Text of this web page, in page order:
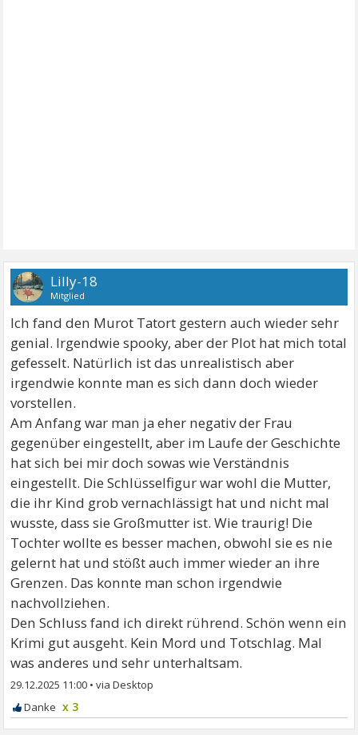
Lilly-18
Mitglied
Ich fand den Murot Tatort gestern auch wieder sehr
genial. Irgendwie spooky, aber der Plot hat mich total
gefesselt. Natürlich ist das unrealistisch aber
irgendwie konnte man es sich dann doch wieder
vorstellen.
Am Anfang war man ja eher negativ der Frau
gegenüber eingestellt, aber im Laufe der Geschichte
hat sich bei mir doch sowas wie Verständnis
eingestellt. Die Schlüsselfigur war wohl die Mutter,
die ihr Kind grob vernachlässigt hat und nicht mal
wusste, dass sie Großmutter ist. Wie traurig! Die
Tochter wollte es besser machen, obwohl sie es nie
gelernt hat und stößt auch immer wieder an ihre
Grenzen. Das konnte man schon irgendwie
nachvollziehen.
Den Schluss fand ich direkt rührend. Schön wenn ein
Krimi gut ausgeht. Kein Mord und Totschlag. Mal
was anderes und sehr unterhaltsam.
29.12.2025 11:00 •
x 3